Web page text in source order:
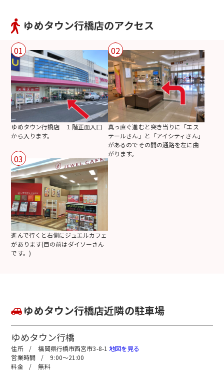
ゆめタウン行橋店のアクセス
01
ゆめタウン行橋店 １階正面入口
から入ります。
02
真っ直ぐ進むと突き当りに「エス
テールさん」と「アイシティさん」
があるのでその間の通路を左に曲
がります。
03
進んで行くと右側にジュエルカフェ
があります(目の前はダイソーさん
です。)
ゆめタウン行橋店近隣の駐車場
ゆめタウン行橋
福岡県行橋市西宮市3-8-1地図を見る
9:00～21:00
無料